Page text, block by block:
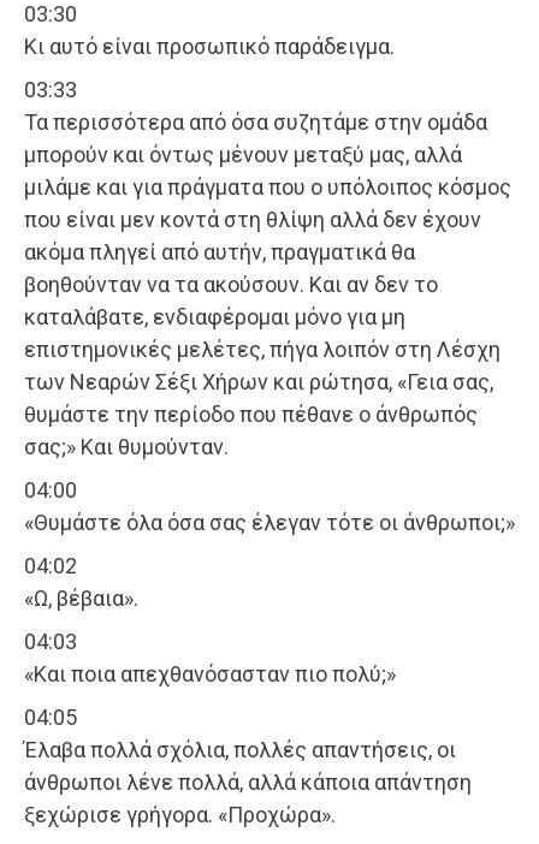
03:30
Κι αυτό είναι προσωπικό παράδειγμα.
03:33
Τα περισσότερα από όσα συζητάμε στην ομάδα
μπορούν και όντως μένουν μεταξύ μας, αλλά
μιλάμε και για πράγματα που ο υπόλοιπος κόσμος
που είναι μεν κοντά στη θλίψη αλλά δεν έχουν
ακόμα πληγεί από αυτήν, πραγματικά θα
βοηθούνταν να τα ακούσουν. Και αν δεν το
καταλάβατε, ενδιαφέρομαι μόνο για μη
επιστημονικές μελέτες, πήγα λοιπόν στη Λέσχη
των Νεαρών Σέξι Χήρων και ρώτησα, «Γεια σας,
θυμάστε την περίοδο που πέθανε ο άνθρωπός
σας;» Και θυμούνταν.
04:00
«Θυμάστε όλα όσα σας έλεγαν τότε οι άνθρωποι;»
04:02
«Ω, βέβαια».
04:03
«Και ποια απεχθανόσασταν πιο πολύ;»
04:05
Έλαβα πολλά σχόλια, πολλές απαντήσεις, οι
άνθρωποι λένε πολλά, αλλά κάποια απάντηση
ξεχώρισε γρήγορα. «Προχώρα».